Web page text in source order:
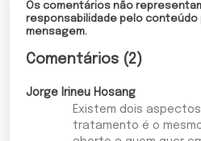
Os comentários não
responsabilidade pelo
mensagem.
Comentários (2)
Jorge Irineu Hosang
Existem dois
tratamento é o